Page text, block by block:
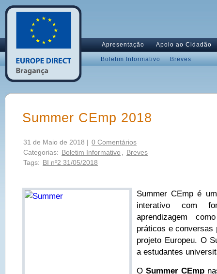
Apresentação Apoio ao Cidadão
Boletim Informativo Breves
Summer CEmp 2018
31 de Maio de 2018 | 0 Comentários
Categorias: Boletim Informativo
Breves
Tags: BI nº2 31/05/2018
Summer CEmp é
interativo com
aprendizagem
práticos e conversas
projeto Europeu. O
a estudantes
O Summer CEmp